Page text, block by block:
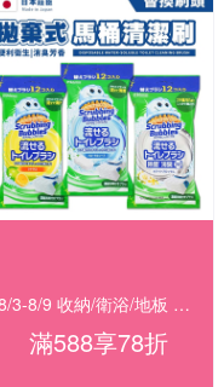
8/3-8/9 收納/衛浴/地板 滿588享78折
滿588享78折